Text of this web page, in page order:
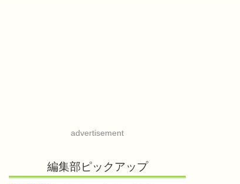
advertisement
編集部ピックアップ